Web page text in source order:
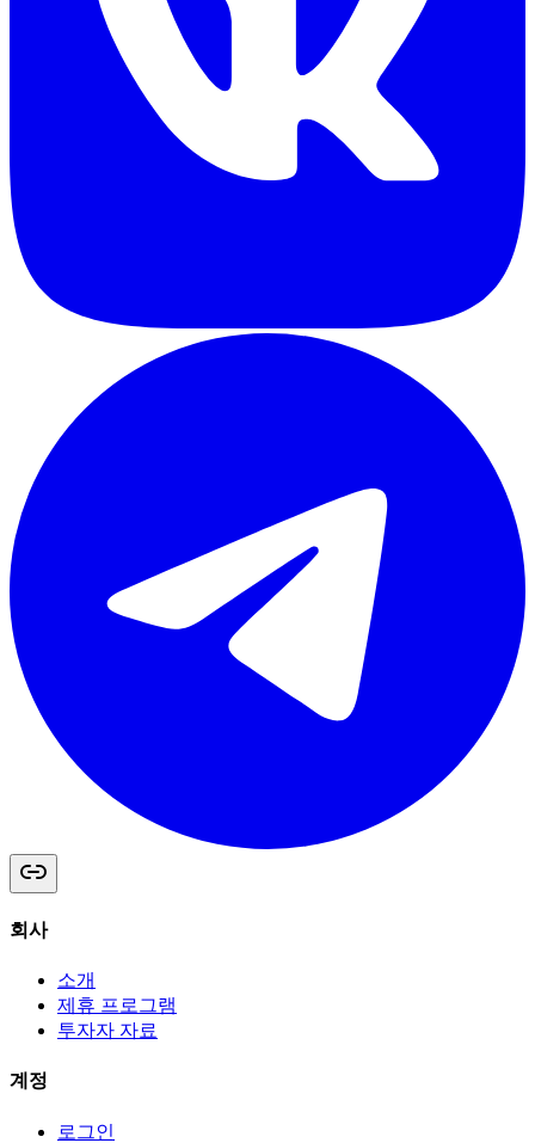
회사
소개
제휴 프로그램
투자자 자료
계정
로그인